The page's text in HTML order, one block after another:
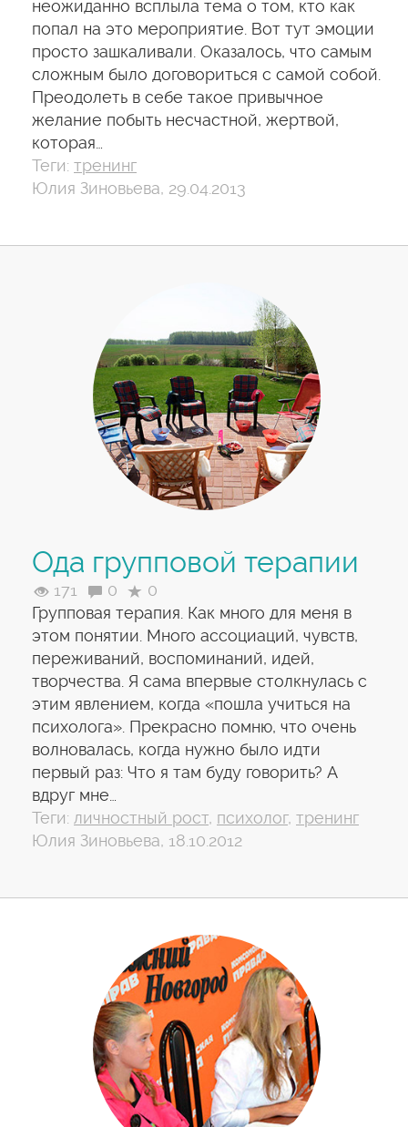
неожиданно всплыла тема о том, кто как
попал на это мероприятие. Вот тут эмоции
просто зашкаливали. Оказалось, что самым
сложным было договориться с самой собой.
Преодолеть в себе такое привычное
желание побыть несчастной, жертвой,
которая…
Теги: тренинг
Юлия Зиновьева, 29.04.2013
Ода групповой терапии
171 0
0
Групповая терапия. Как много для меня в
этом понятии. Много ассоциаций, чувств,
переживаний, воспоминаний, идей,
творчества. Я сама впервые столкнулась с
этим явлением, когда «пошла учиться на
психолога». Прекрасно помню, что очень
волновалась, когда нужно было идти
первый раз: Что я там буду говорить? А
вдруг мне…
Теги: личностный рост, психолог, тренинг
Юлия Зиновьева, 18.10.2012